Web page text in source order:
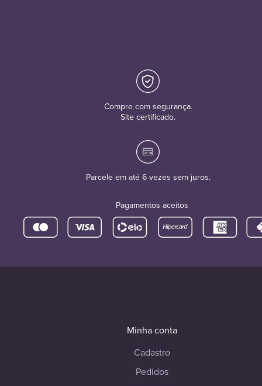
Compre com segurança.
Site certificado.
Parcele em até 6 vezes sem juros.
Pagamentos aceitos
Minha conta
Cadastro
Pedidos